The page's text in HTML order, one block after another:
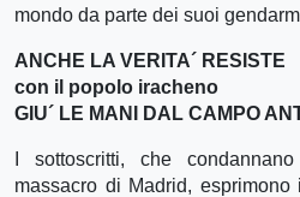
mondo da parte dei suoi
ANCHE LA VERITA´ RESISTE
con il popolo iracheno
GIU´ LE MANI DAL CAMPO
I sottoscritti, che
massacro di Madrid,